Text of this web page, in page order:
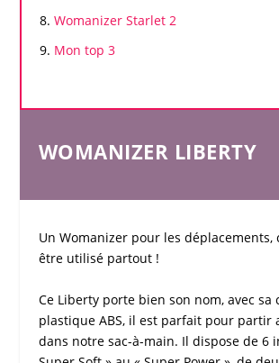
Womanizer Starlet 2
Mon top 3
WOMANIZER LIBERTY
Un Womanizerpour les déplacements,
être utilisé partout !
Ce Liberty porte bien son nom, avec sa
plastique ABS, il est parfait pour partir
dans notre sac-à-main. Il dispose de 6